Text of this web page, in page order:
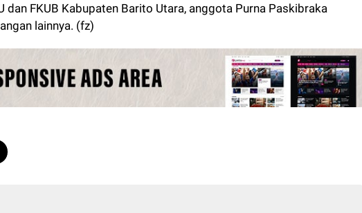
dan FKUB Kabupaten Barito Utara, anggota Purna Paskibraka
lainnya. (fz)